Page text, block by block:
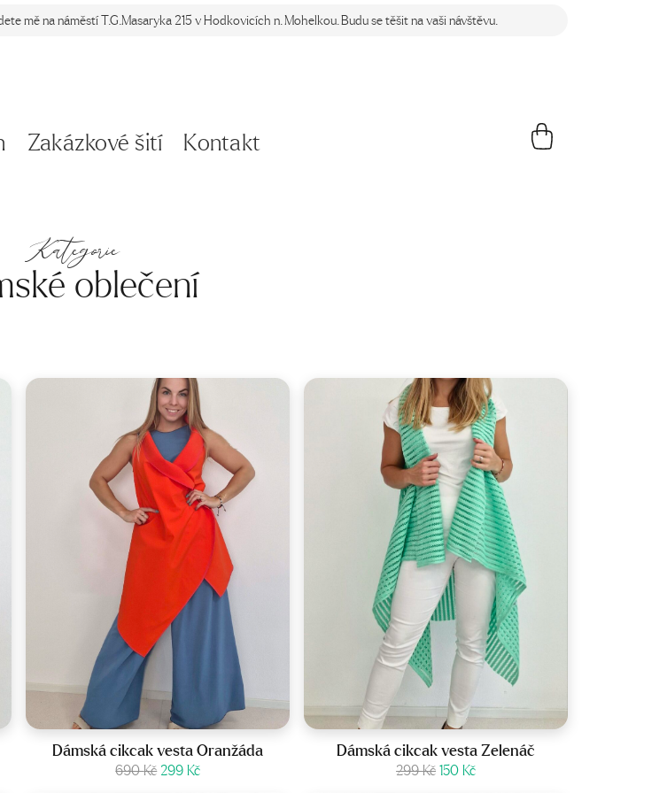
mě na náměstí T.G.Masaryka 215 v Hodkovicích n. Mohelkou. Budu se těšit na vaši návštěvu.
Zakázkové šití Kontakt
Kategorie
oblečení
Dámská cikcak vesta Oranžáda
690Kč Původní
299KčAktuální
Zobrazit produkt
Velikost:UNI
Dámská cikcak vesta Zelenáč
299Kč Původní
150KčAktuální
Zobrazit produkt